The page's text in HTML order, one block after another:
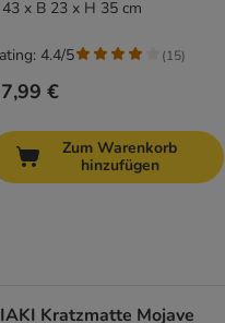
x B 23 x H 35 cm
€
4.4/5 (15)
Zum Warenkorb
hinzufügen
Kratzmatte Mojave